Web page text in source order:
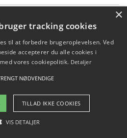
brændstoffer kan ændre
2026 - Pilanto Aps
×
tracking cookies
til at forbedre brugeroplevelsen. Ved
accepterer du alle cookies i
vores cookiepolitik. Detaljer
NØDVENDIGE
TILLAD IKKE COOKIES
VIS DETALJER